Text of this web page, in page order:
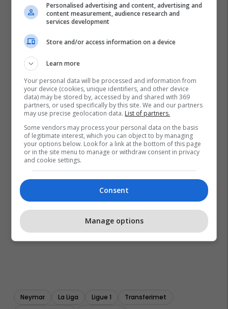
Neymar La Liga Ligue 1
Transferimet
Personalised advertising and content, advertising and
content measurement, audience research and
services development
Store and/or access information on a device
Learn more
Your personal data will be processed and information from
your device (cookies, unique identifiers, and other device
data) may be stored by, accessed by and shared with 369
partners, or used specifically by this site. We and our partners
may use precise geolocation data. List of partners.
Some vendors may process your personal data on the basis
of legitimate interest, which you can object to by managing
your options below. Look for a link at the bottom of this page
or in the site menu to manage or withdraw consent in privacy
and cookie settings.
Consent
Manage options